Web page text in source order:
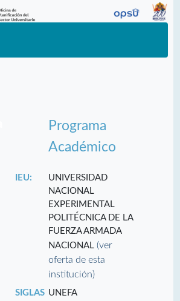
Programa
Académico
IEU:
UNIVERSIDAD
NACIONAL
EXPERIMENTAL
POLITÉCNICA DE LA
FUERZA ARMADA
NACIONAL(ver
oferta de esta
institución)
SIGLAS UNEFA